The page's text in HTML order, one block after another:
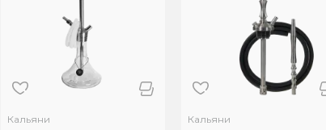
Кальяни Кальяни